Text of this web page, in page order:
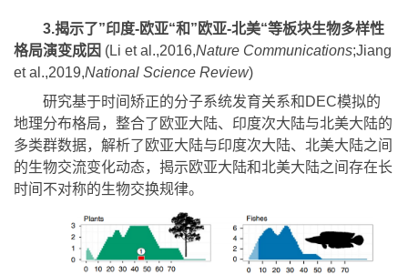
3.揭示了”印度-欧亚“和”欧亚-北美“等板块生物多样性
格局演变成因 (Li et al.,2016, Nature Communications ;Jiang
et al.,2019,National Science Review
研究基于时间矫正的分子系统发育关系和DEC模拟的
地理分布格局，整合了欧亚大陆、印度次大陆与北美大陆的
多类群数据，解析了欧亚大陆与印度次大陆、北美大陆之间
的生物交流变化动态，揭示欧亚大陆和北美大陆之间存在长
时间不对称的生物交换规律。